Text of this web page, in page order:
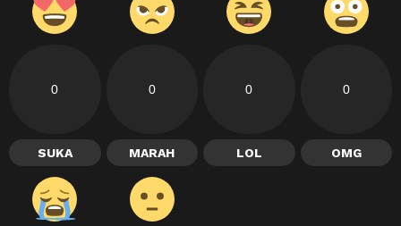
0
SUKA
0
MARAH
0
LOL
0
OMG